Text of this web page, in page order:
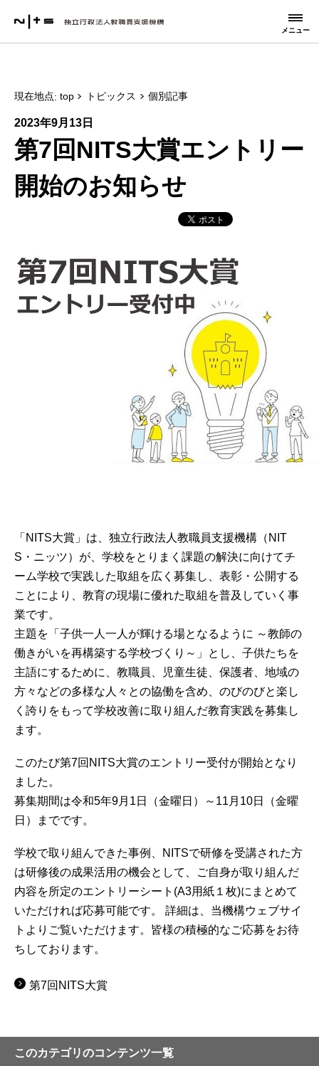
メニュー
現在地点 top トピックス 個別記事
2023年9月13日
第7回NITS大賞エントリー
開始のお知らせ
「NITS大賞」は、独立行政法人教職員支援機構（NIT
S・ニッツ）が、学校をとりまく課題の解決に向けてチ
ーム学校で実践した取組を広く募集し、表彰・公開する
ことにより、教育の現場に優れた取組を普及していく事
業です。
主題を「子供一人一人が輝ける場となるように ～教師の
働きがいを再構築する学校づくり～」とし、子供たちを
主語にするために、教職員、児童生徒、保護者、地域の
方々などの多様な人々との協働を含め、のびのびと楽し
く誇りをもって学校改善に取り組んだ教育実践を募集し
ます。
このたび第7回NITS大賞のエントリー受付が開始となり
ました。
募集期間は令和5年9月1日（金曜日）～11月10日（金曜
日）までです。
学校で取り組んできた事例、NITSで研修を受講された方
は研修後の成果活用の機会として、ご自身が取り組んだ
内容を所定のエントリーシート(A3用紙１枚)にまとめて
いただければ応募可能です。 詳細は、当機構ウェブサイ
トよりご覧いただけます。皆様の積極的なご応募をお待
ちしております。
第7回NITS大賞
このカテゴリのコンテンツ一覧